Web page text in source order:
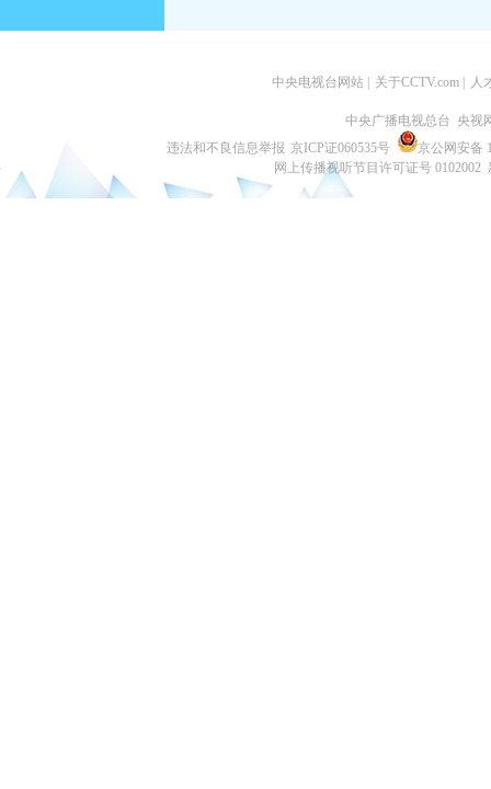
中央电视台网站 关于CCTV.com 人
中央广播电视总台 央视
违法和不良信息举报 京ICP证060535号
京公网安备
网上传播视听节目许可证号 0102002